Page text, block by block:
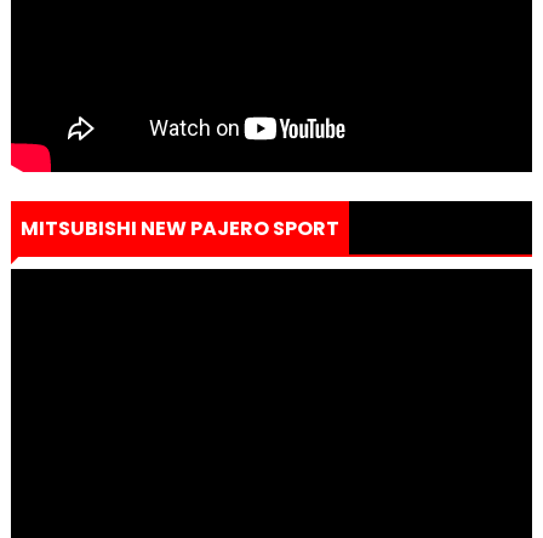
MITSUBISHI NEW PAJERO SPORT